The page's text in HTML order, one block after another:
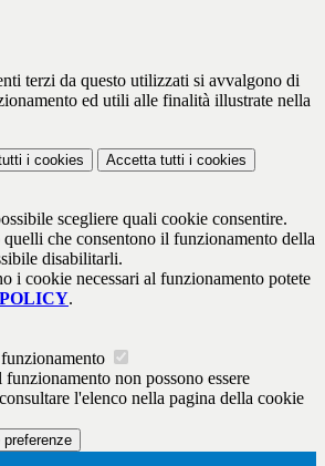
terzi da questo utilizzati si avvalgono di
ed utili alle finalità illustrate nella
i cookies Accetta tutti i cookies
scegliere quali cookie consentire.
che consentono il funzionamento della
disabilitarli.
i cookie necessari al funzionamento potete
.
non possono essere
l'elenco nella pagina della cookie